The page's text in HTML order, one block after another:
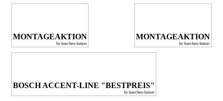
MONTAGEAKTION
by kuechen-kutzer
MONTAGEAKTION
by kuechen-kutzer
BOSCH ACCENT-LINE "BESTPREIS"
by kuechen-kutzer